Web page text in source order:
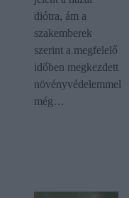
diótra, ám a
szakemberek
szerint a megfelelő
időben megkezdett
növényvédelemmel
még…